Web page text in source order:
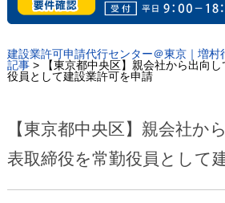
建設業許可申請代行センター＠東京｜増村
記事>
【東京都中央区】親会社から出向
役員として建設業許可を申請
【東京都中央区】親会社か
表取締役を常勤役員として